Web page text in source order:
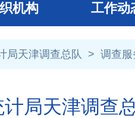
构 工作动
局天津调查总队 > 调查服
局天津调查